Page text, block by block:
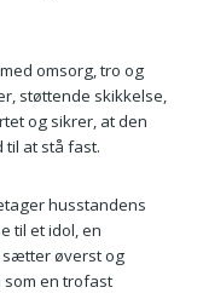
omsorg, tro og
støttende skikkelse,
og sikrer, at den
at stå fast.
husstandens
til et idol, en
sætter øverst og
en trofast